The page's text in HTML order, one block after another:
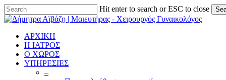
Skip
to
content
Hit enter to search or ESC to close
Close
ΑΡΧΙΚΗ
Η ΙΑΤΡΟΣ
Ο ΧΩΡΟΣ
ΥΠΗΡΕΣΙΕΣ
–